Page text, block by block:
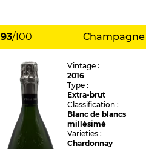
93/100 Champagne
Vintage :
2016
Type :
Extra-brut
Classification :
Blanc de blancs
millésimé
Varieties :
Chardonnay